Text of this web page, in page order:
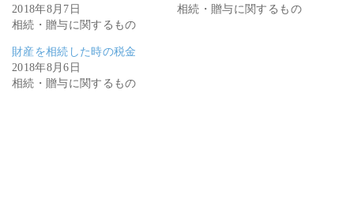
2018年8月7日
相続・贈与に関するもの
相続・贈与に関するもの
財産を相続した時の税金
2018年8月6日
相続・贈与に関するもの